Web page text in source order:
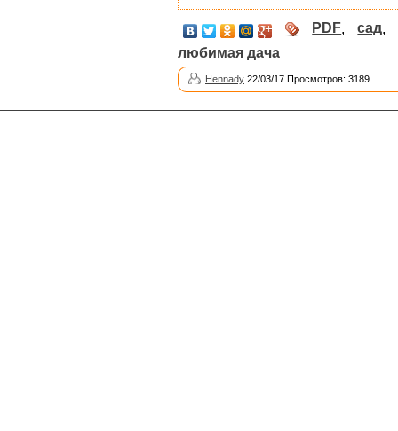
PDF, сад,
любимая дача
Hennady 22/03/17 Просмотров: 3189